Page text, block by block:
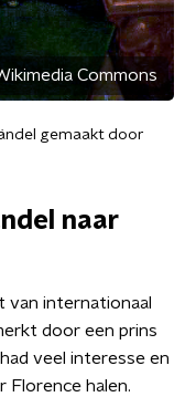
Commons
gemaakt door
naar
van internationaal
door een prins
veel interesse en
Florence halen.